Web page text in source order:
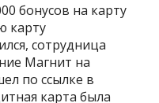
бонусов на карту
карту
сотрудница
Магнит на
по ссылке в
карта была